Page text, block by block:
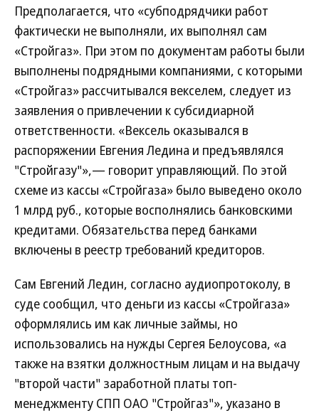
Предполагается, что «субподрядчики работ
фактически не выполняли, их выполнял сам
«Стройгаз». При этом по документам работы были
выполнены подрядными компаниями, с которыми
«Стройгаз» рассчитывался векселем, следует из
заявления о привлечении к субсидиарной
ответственности. «Вексель оказывался в
распоряжении Евгения Ледина и предъявлялся
"Стройгазу"»,— говорит управляющий. По этой
схеме из кассы «Стройгаза» было выведено около
1 млрд руб., которые восполнялись банковскими
кредитами. Обязательства перед банками
включены в реестр требований кредиторов.
Сам Евгений Ледин, согласно аудиопротоколу, в
суде сообщил, что деньги из кассы «Стройгаза»
оформлялись им как личные займы, но
использовались на нужды Сергея Белоусова, «а
также на взятки должностным лицам и на выдачу
"второй части" заработной платы топ-
менеджменту СПП ОАО "Стройгаз"», указано в